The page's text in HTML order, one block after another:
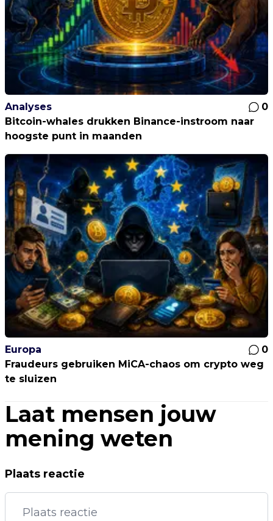
Analyses
0
Bitcoin-whales drukken Binance-instroom naar
hoogste punt in maanden
Europa
0
Fraudeurs gebruiken MiCA-chaos om crypto weg
te sluizen
Laat mensen jouw
mening weten
Plaats reactie